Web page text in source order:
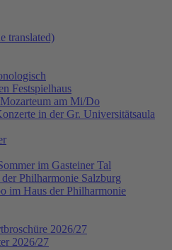
translated)
Festspielhaus
am Mi/Do
in der Gr. Universitätsaula
im Gasteiner Tal
Philharmonie Salzburg
im Haus der Philharmonie
2026/27
2026/27